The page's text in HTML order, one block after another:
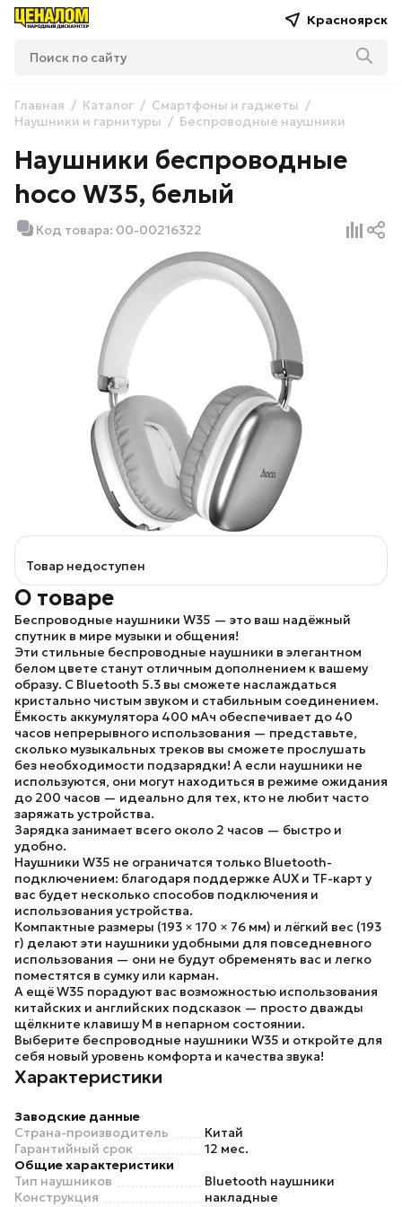
Красноярск
Главная Каталог
Смартфоны и гаджеты
Наушники и гарнитуры
Беспроводные наушники
Наушники беспроводные
hoco W35, белый
Код товара: 00-00216322
Товар недоступен
О товаре
Беспроводные наушники W35 — это ваш надёжный
спутник в мире музыки и общения!
Эти стильные беспроводные наушники в элегантном
белом цвете станут отличным дополнением к вашему
образу. С Bluetooth 5.3 вы сможете наслаждаться
кристально чистым звуком и стабильным соединением.
Ёмкость аккумулятора 400 мАч обеспечивает до 40
часов непрерывного использования — представьте,
сколько музыкальных треков вы сможете прослушать
без необходимости подзарядки! А если наушники не
используются, они могут находиться в режиме ожидания
до 200 часов — идеально для тех, кто не любит часто
заряжать устройства.
Зарядка занимает всего около 2 часов — быстро и
удобно.
Наушники W35 не ограничатся только Bluetooth-
подключением: благодаря поддержке AUX и TF-карт у
вас будет несколько способов подключения и
использования устройства.
Компактные размеры (193 × 170 × 76 мм) и лёгкий вес (193
г) делают эти наушники удобными для повседневного
использования — они не будут обременять вас и легко
поместятся в сумку или карман.
А ещёW35 порадуют вас возможностью использования
китайских и английских подсказок — просто дважды
щёлкните клавишу M в непарном состоянии.
Выберите беспроводные наушники W35 и откройте для
себя новый уровень комфорта и качества звука!
Характеристики
Заводские данные
Страна-производитель
Китай
Гарантийный срок
12 мес.
Общие характеристики
Тип наушников
Bluetooth наушники
Конструкция
накладные